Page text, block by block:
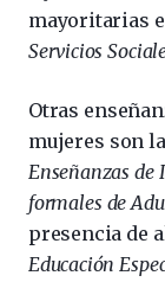
mayoritarias
Servicios
Otras
mujeres son
Enseñanzas de
formales de
presencia de
Educación